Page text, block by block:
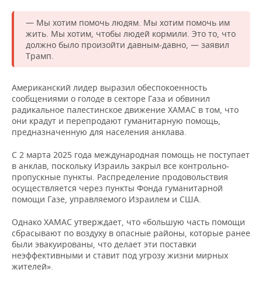
ФИГУРНОЕ КАТАНИЕ
ВОДНЫЕ ВИДЫ СПОРТА
ХОККЕЙ С МЯЧОМ
МЕДИЦИНА
ОБРАЗОВАНИЕ
ПРОИСШЕСТВИЯ
— Мы хотим помочь людям. Мы хотим помочь им
жить. Мы хотим, чтобы людей кормили. Это то, что
должно было произойти давным-давно, — заявил
Трамп.
Американский лидер выразил обеспокоенность
сообщениями о голоде в секторе Газа и обвинил
радикальное палестинское движение ХАМАС в том, что
они крадут и перепродают гуманитарную помощь,
предназначенную для населения анклава.
С 2 марта 2025 года международная помощь не поступает
в анклав, поскольку Израиль закрыл все контрольно-
пропускные пункты. Распределение продовольствия
осуществляется через пункты Фонда гуманитарной
помощи Газе, управляемого Израилем и США.
Однако ХАМАС утверждает, что «большую часть помощи
сбрасывают по воздуху в опасные районы, которые ранее
были эвакуированы, что делает эти поставки
неэффективными и ставит под угрозу жизни мирных
жителей».